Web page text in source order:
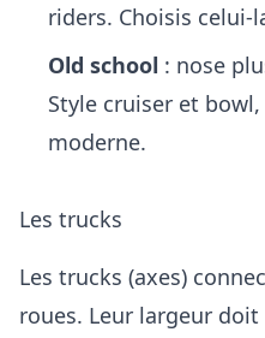
riders. Choisis celui-
Old school : nose
Style cruiser et
moderne.
Les trucks
Les trucks (axes)
roues. Leur largeur